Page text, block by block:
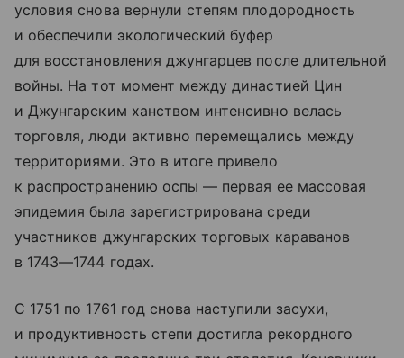
условия снова вернули степям плодородность
и обеспечили экологический буфер
для восстановления джунгарцев после длительной
войны. На тот момент между династией Цин
и Джунгарским ханством интенсивно велась
торговля, люди активно перемещались между
территориями. Это в итоге привело
к распространению оспы — первая ее массовая
эпидемия была зарегистрирована среди
участников джунгарских торговых караванов
в 1743—1744 годах.
С 1751 по 1761 год снова наступили засухи,
и продуктивность степи достигла рекордного